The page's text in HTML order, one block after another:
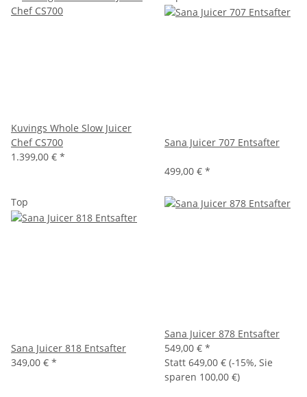
Kuvings Whole Slow Juicer
Chef CS700
1.399,00 € *
Sana Juicer 707 Entsafter
499,00 € *
Top
Sana Juicer 818 Entsafter
349,00 € *
Sana Juicer 878 Entsafter
549,00 € *
Statt 649,00 € (-15%, Sie
sparen 100,00 €)